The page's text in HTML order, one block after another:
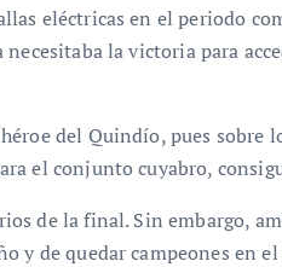
eléctricas en el periodo
la victoria para
del Quindío, pues
el conjunto cuyabro,
de la final. Sin embargo,
y de quedar campeones en